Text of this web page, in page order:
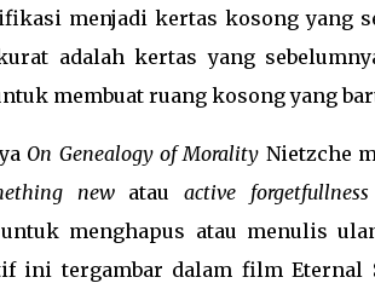
menjadi kertas kosong yang
adalah kertas yang
membuat ruang kosong yang
On Genealogy of Morality Nietzche
new atau active forgetfullness
untuk menghapus atau menulis
ini tergambar dalam film Eternal